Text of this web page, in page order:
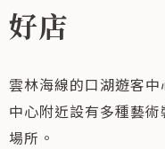
好店
雲林海線的口湖遊客
中心附近設有多種藝
場所。